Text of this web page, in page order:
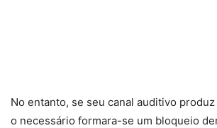
No entanto, se seu canal auditivo
o necessário formara-se um bloqueio